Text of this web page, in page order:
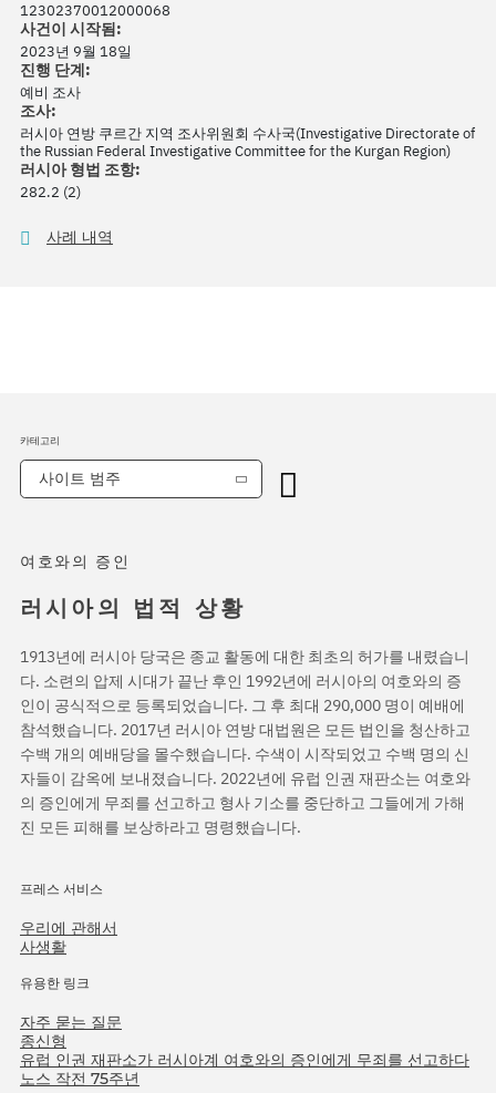
12302370012000068
사건이 시작됨:
2023년 9월 18일
진행 단계:
예비 조사
조사:
러시아 연방 쿠르간 지역 조사위원회 수사국(Investigative Directorate of
the Russian Federal Investigative Committee for the Kurgan Region)
러시아 형법 조항:
282.2 (2)
사례 내역
여호와의 증인
러시아의 법적 상황
1913년에 러시아 당국은 종교 활동에 대한 최초의 허가를 내렸습니
다. 소련의 압제 시대가 끝난 후인 1992년에 러시아의 여호와의 증
인이 공식적으로 등록되었습니다. 그 후 최대 290,000 명이 예배에
참석했습니다. 2017년 러시아 연방 대법원은 모든 법인을 청산하고
수백 개의 예배당을 몰수했습니다. 수색이 시작되었고 수백 명의 신
자들이 감옥에 보내졌습니다. 2022년에 유럽 인권 재판소는 여호와
의 증인에게 무죄를 선고하고 형사 기소를 중단하고 그들에게 가해
진 모든 피해를 보상하라고 명령했습니다.
프레스 서비스
우리에 관해서
사생활
유용한 링크
자주 묻는 질문
종신형
유럽 인권 재판소가 러시아계 여호와의 증인에게 무죄를 선고하다
노스 작전 75주년
카테고리
사이트 범주